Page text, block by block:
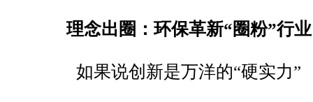
理念出圈：环保革新“圈粉”行业
如果说创新是万洋的“硬实力”